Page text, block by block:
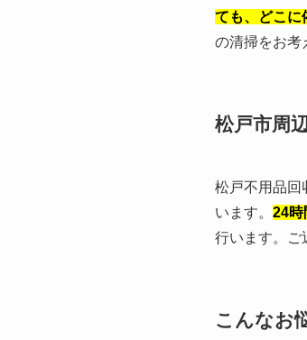
ても、どこに
の清掃をお考
松戸市周
松戸不用品回
います。 24時
行います。ご
こんなお